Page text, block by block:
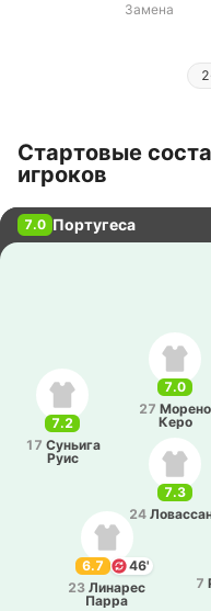
Замена
Стартовые
игроков
7.0 Португеса
7.2
17 Су­ньи­га
Руис
7.0
27 Морено
Керо
7
7.3
24
6.7
46'
23 Ли­на­рес
Парра